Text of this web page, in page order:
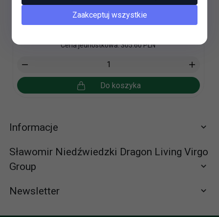
* z podatkiem VAT
Cena jednostkowa: 305.60 PLN
Do koszyka
Informacje
Sławomir Niedźwiedzki Dragon Living Virgo
Group
Newsletter
Zaakceptuj wszystkie